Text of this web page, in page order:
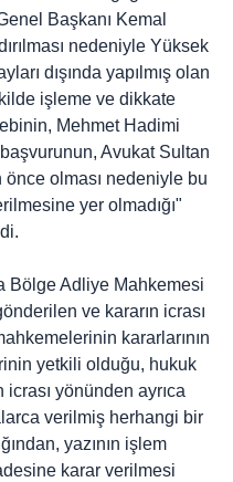
Başkanı Kemal
nedeniyle Yüksek
dışında yapılmış olan
işleme ve dikkate
Mehmet Hadimi
Avukat Sultan
önce olması nedeniyle bu
yer olmadığı"
Bölge Adliye Mahkemesi
ve kararın icrası
kararlarının
yetkili olduğu, hukuk
icrası yönünden ayrıca
verilmiş herhangi bir
yazının işlem
karar verilmesi